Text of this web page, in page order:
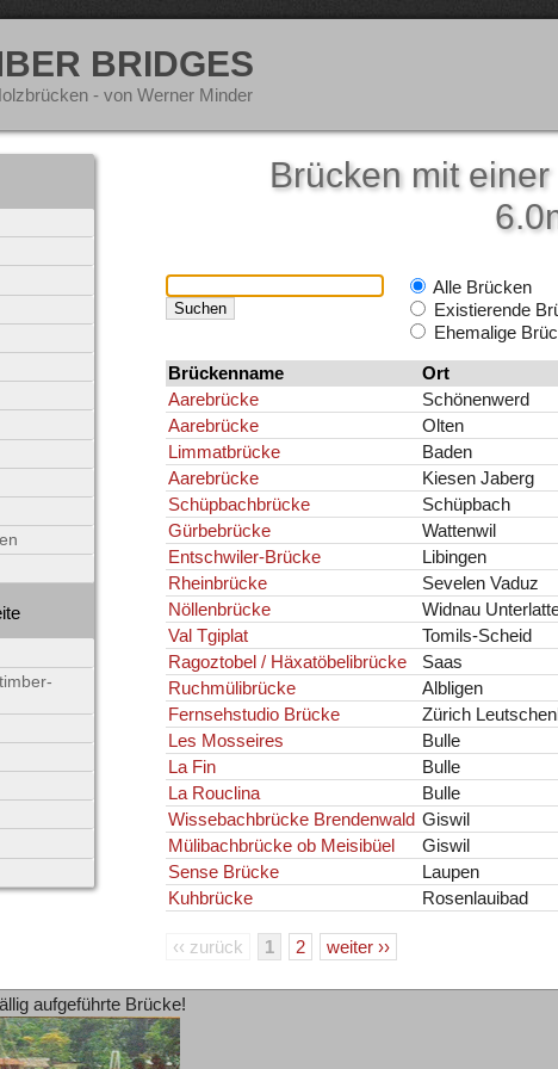
BRIDGES
- von Werner Minder
Brücken mit
Alle Brücken
Existierende
Ehemalige
Brückenname Ort
Aarebrücke
Schönenwerd
Aarebrücke
Olten
Limmatbrücke
Baden
Aarebrücke
Kiesen Jaberg
Schüpbachbrücke
Schüpbach
Gürbebrücke
Wattenwil
Entschwiler-Brücke
Libingen
Rheinbrücke
Sevelen Vaduz
Nöllenbrücke
Widnau
Val Tgiplat
Tomils-Scheid
Ragoztobel / Häxatöbelibrücke
Saas
Ruchmülibrücke
Albligen
Fernsehstudio Brücke
Zürich
Les Mosseires
Bulle
La Fin
Bulle
La Rouclina
Bulle
Wissebachbrücke Brendenwald Giswil
Mülibachbrücke ob Meisibüel
Giswil
Sense Brücke
Laupen
Kuhbrücke
Rosenlauibad
‹‹ zurück 1 2 weiter ››
aufgeführte Brücke!